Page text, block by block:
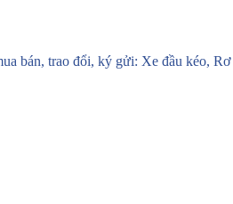
bán, trao đổi, ký gửi: Xe đầu kéo, Rơ